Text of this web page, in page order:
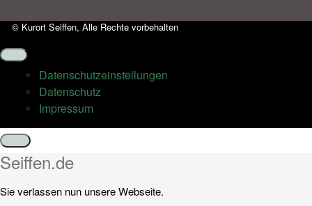
© Kurort Seiffen, Alle Rechte vorbehalten
Datenschutz­einstellungen
Datenschutz
Impressum
Schließen
Seiffen.de
Sie verlassen nun unsere Webseite.